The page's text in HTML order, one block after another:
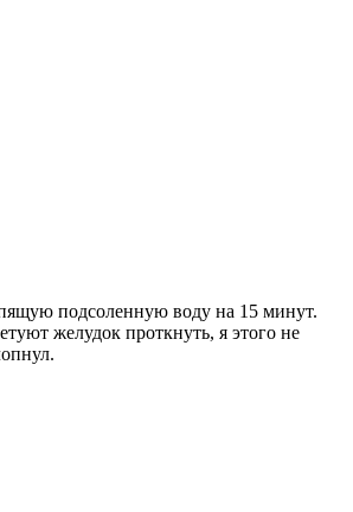
подсоленную воду на 15 минут.
желудок проткнуть, я этого не